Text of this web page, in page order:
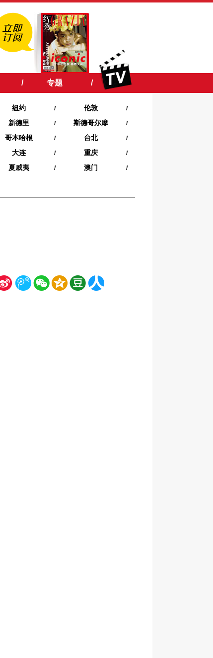
/ 专题 /
纽约 / 伦敦 /
新德里 / 斯德哥尔摩 /
哥本哈根 / 台北 /
大连 / 重庆 /
夏威夷‍ / 澳门 /
新 腾 微 空 豆